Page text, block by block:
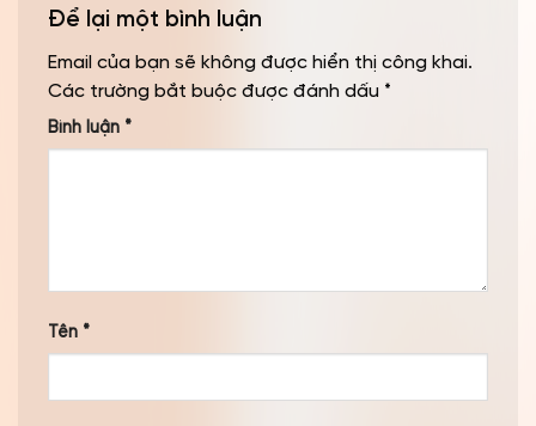
Để lại một bình luận
Email của bạn sẽ không được hiển thị công khai.
Các trường bắt buộc được đánh dấu *
Bình luận *
Tên *